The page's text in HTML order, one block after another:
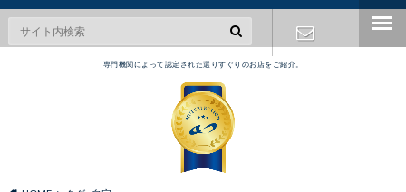
専門機関によって認定された選りすぐりのお店をご紹介。